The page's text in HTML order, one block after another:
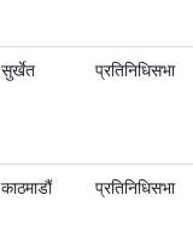
सुर्खेत प्रतिनिधिसभा
काठमाडौं प्रतिनिधिसभा